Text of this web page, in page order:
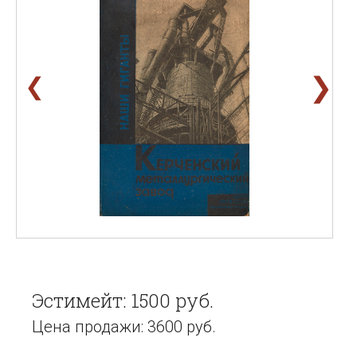
❮ ❯
Эстимейт: 1500 руб.
Цена продажи: 3600 руб.